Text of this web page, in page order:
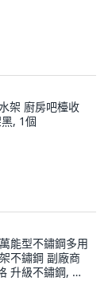
架 廚房吧檯收
, 1個
能型不鏽鋼多用
不鏽鋼 副廠商
升級不鏽鋼, 不